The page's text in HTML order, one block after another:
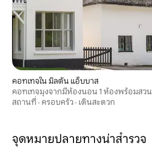
คอทเทจใน มิลตัน แอ็บบาส
คอทเทจมุงจากมีห้องนอน 1 ห้องพร้อมสวน
สถานที่ · ครอบครัว · เดินสะดวก
จุดหมายปลายทางน่าสำรวจ